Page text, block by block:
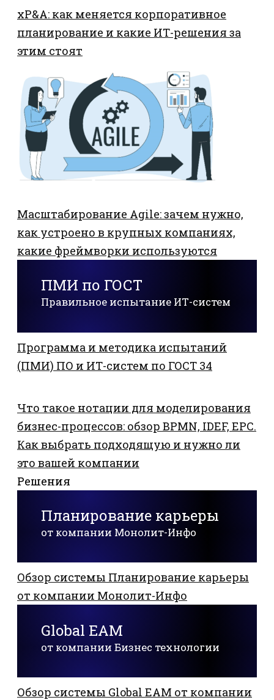
xP&A: как меняется корпоративное
планирование и какие ИТ-решения за
этим стоят
Масштабирование Agile: зачем нужно,
как устроено в крупных компаниях,
какие фреймворки используются
ПМИ по ГОСТ
Правильное испытание ИТ-систем
Программа и методика испытаний
(ПМИ) ПО и ИТ-систем по ГОСТ 34
Что такое нотации для моделирования
бизнес-процессов: обзор BPMN, IDEF, EPC.
Как выбрать подходящую и нужно ли
это вашей компании
Решения
Планирование карьеры
от компании Монолит-Инфо
Обзор системы Планирование карьеры
от компании Монолит-Инфо
Global EAM
от компании Бизнес технологии
Обзор системы Global EAM от компании